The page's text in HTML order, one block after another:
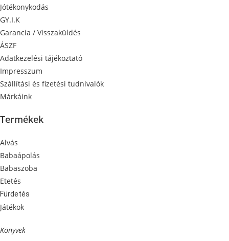
Jótékonykodás
GY.I.K
Garancia / Visszaküldés
ÁSZF
Adatkezelési tájékoztató
Impresszum
Szállítási és fizetési tudnivalók
Márkáink
Termékek
Alvás
Babaápolás
Babaszoba
Etetés
Fürdetés
Játékok
Könyvek